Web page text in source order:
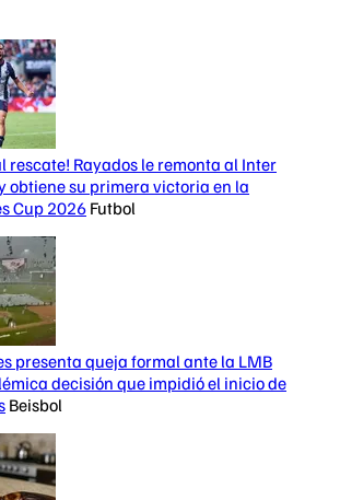
rescate! Rayados le remonta al Inter
obtiene su primera victoria en la
Cup 2026 Futbol
presenta queja formal ante la LMB
decisión que impidió el inicio de
Beisbol